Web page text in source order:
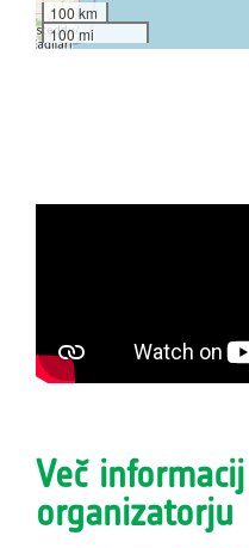
100 km
100 mi
Več
organizatorju